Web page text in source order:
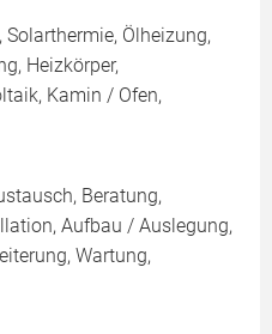
Ölheizung,
Heizkörper,
Kamin / Ofen,
Beratung,
Aufbau / Auslegung,
Wartung,